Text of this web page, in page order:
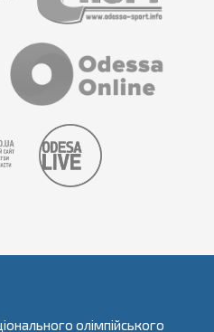
олімпійського